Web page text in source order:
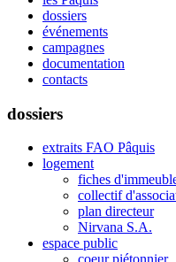
dossiers
événements
campagnes
documentation
contacts
dossiers
extraits FAO Pâquis
logement
fiches
collectif
plan directeur
Nirvana S.A.
espace public